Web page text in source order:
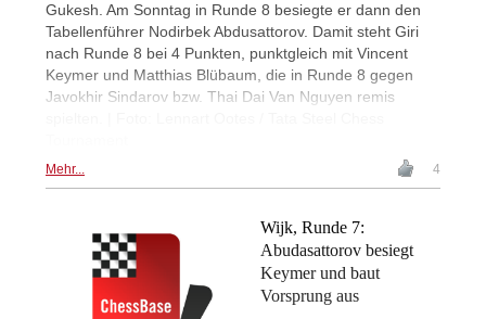
Gukesh. Am Sonntag in Runde 8 besiegte er dann den
Tabellenführer Nodirbek Abdusattorov. Damit steht Giri
nach Runde 8 bei 4 Punkten, punktgleich mit Vincent
Keymer und Matthias Blübaum, die in Runde 8 gegen
Javokhir Sindarov bzw. Thai Dai Van Nguyen remis
Mehr... 4
Wijk, Runde 7:
Abudasattorov besiegt
Keymer und baut
Vorsprung aus